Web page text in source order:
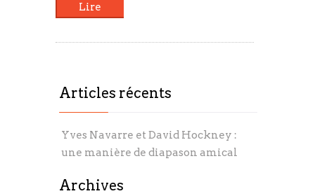
Lire
Articles récents
Yves Navarre et David Hockney :
une manière de diapason amical
Archives